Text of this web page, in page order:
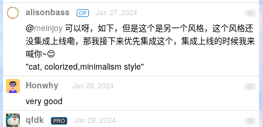
36
alisonbass OP Jan 27, 2024
@meinjoy 可以呀，如下，但是这个是另一个风格，这个风格还
没集成上线嘞，那我接下来优先集成这个，集成上线的时候我来
喊你~😊
"cat, colorized,minimalism style"
37
Honwhy Jan 28, 2024
very good
38
qfdk PRO Jan 28, 2024